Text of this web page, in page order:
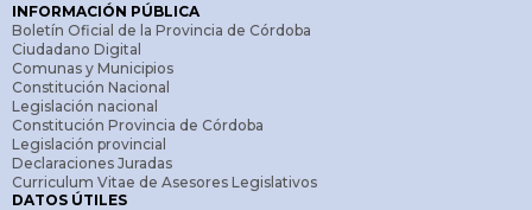
INFORMACIÓN PÚBLICA
Boletín Oficial de la Provincia de Córdoba
Ciudadano Digital
Comunas y Municipios
Constitución Nacional
Legislación nacional
Constitución Provincia de Córdoba
Legislación provincial
Declaraciones Juradas
Curriculum Vitae de Asesores Legislativos
DATOS ÚTILES